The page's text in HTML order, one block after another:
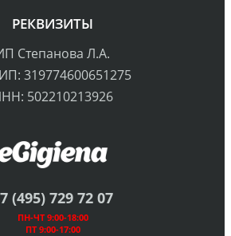
РЕКВИЗИТЫ
Степанова Л.А.
319774600651275
502210213926
(495) 729 72 07
ПН-ЧТ 9:00-18:00
ПТ 9:00-17:00